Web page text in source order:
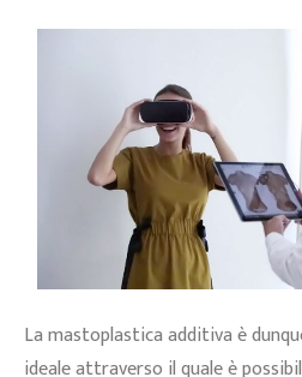
La mastoplastica additiva è
ideale attraverso il quale è